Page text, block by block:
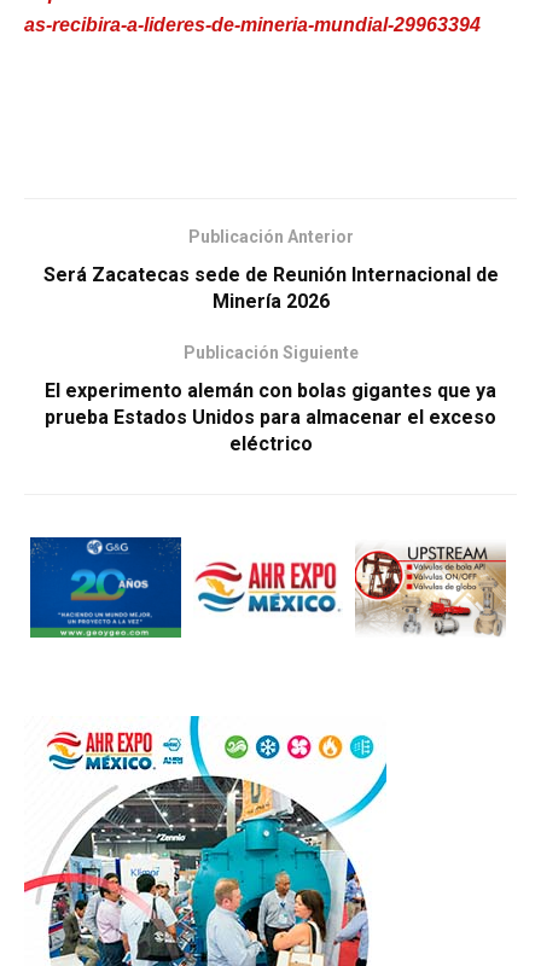
as-recibira-a-lideres-de-mineria-mundial-29963394
Publicación Anterior
Será Zacatecas sede de Reunión Internacional de
Minería 2026
Publicación Siguiente
El experimento alemán con bolas gigantes que ya
prueba Estados Unidos para almacenar el exceso
eléctrico